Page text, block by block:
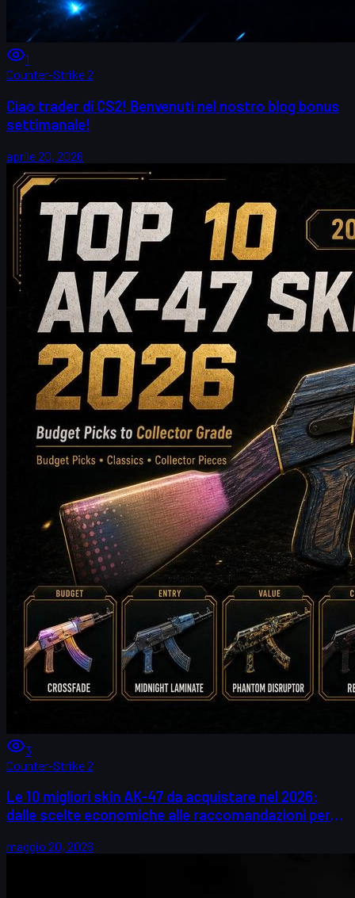
1
Counter-Strike 2
Ciao trader di CS2! Benvenuti nel nostro blog bonus
settimanale!
aprile 20, 2026
3
Counter-Strike 2
Le 10 migliori skin AK-47 da acquistare nel 2026:
dalle scelte economiche alle raccomandazioni per
maggio 20, 2026